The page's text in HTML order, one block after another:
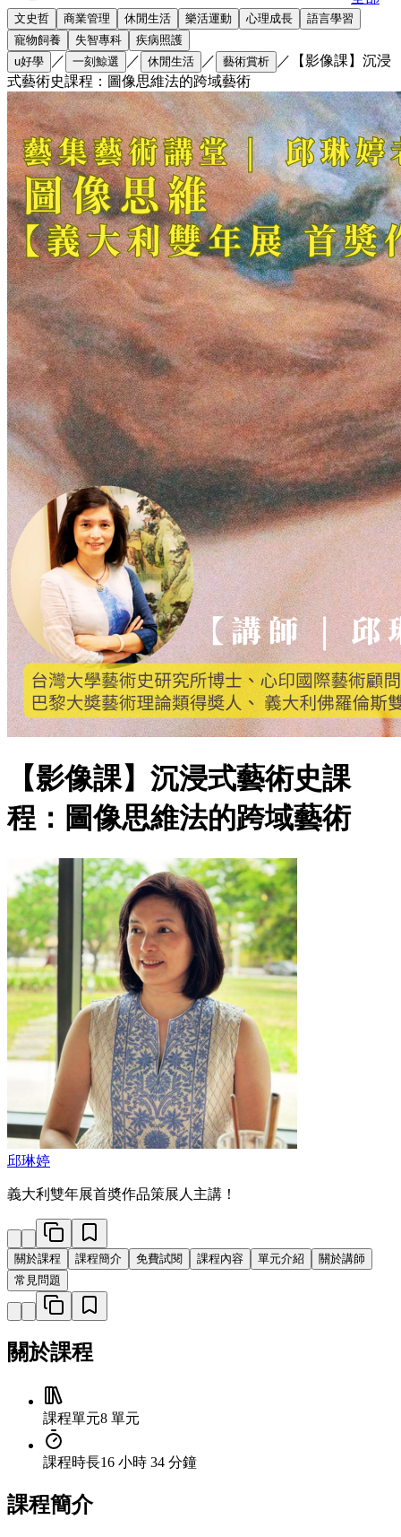
文史哲 商業管理 休閒生活 樂活運動 心理成長
語言學習
寵物飼養
失智專科
疾病照護
u好學
／ 一刻鯨選 ／ 休閒生活 ／ 藝術賞析 ／
【影像課】沉浸
式藝術史課程：圖像思維法的跨域藝術
【影像課】沉浸式藝術史課
程：圖像思維法的跨域藝術
邱琳婷
義大利雙年展首奬作品策展人主講！
關於課程 課程簡介 免費試閱 課程內容 單元介紹
關於講師
常見問題
關於課程
課程單元8 單元
課程時長16 小時 34 分鐘
課程簡介